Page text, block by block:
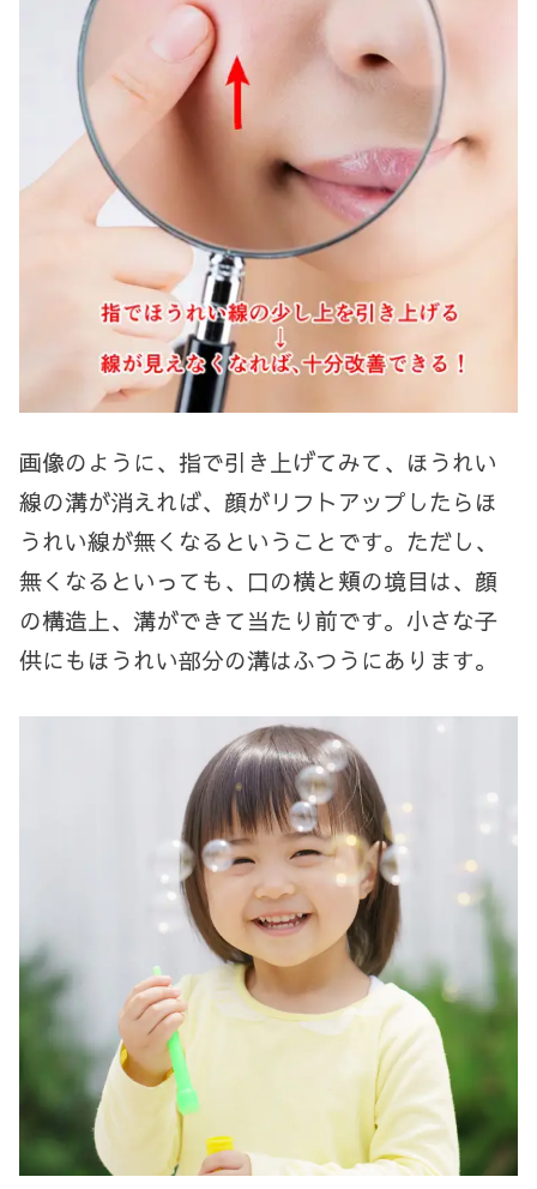
画像のように、指で引き上げてみて、ほうれい
線の溝が消えれば、顔がリフトアップしたらほ
うれい線が無くなるということです。ただし、
無くなるといっても、口の横と頬の境目は、顔
の構造上、溝ができて当たり前です。小さな子
供にもほうれい部分の溝はふつうにあります。